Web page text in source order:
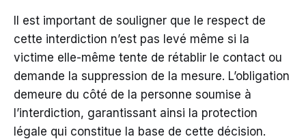
Il est important de souligner que le respect de
cette interdiction n’est pas levé même si la
victime elle-même tente de rétablir le contact ou
demande la suppression de la mesure. L’obligation
demeure du côté de la personne soumise à
l’interdiction, garantissant ainsi la protection
légale qui constitue la base de cette décision.